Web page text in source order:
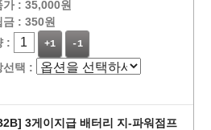
가 : 35,000원
금 : 350원
:
+1 -1
선택 :
3게이지급 배터리 지-파워점프